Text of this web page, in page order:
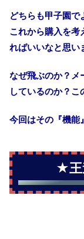
どちらも甲子園で
これから購入を考
ればいいなと思い
なぜ飛ぶのか？メ
しているのか？こ
今回はその『機能
★王